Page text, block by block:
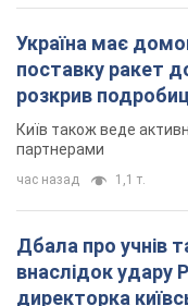
Україна має
поставку ракет
розкрив
Київ також веде
партнерами
час назад 1,1 т.
Дбала про учнів
внаслідок удару
директорка